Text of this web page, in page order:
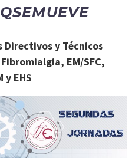
Directivos y Técnicos
EM/SFC,
y EHS